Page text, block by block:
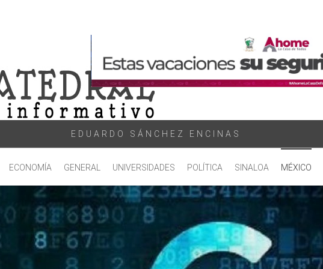
EDUARDO SÁNCHEZ ENCINAS
ECONOMÍA GENERAL UNIVERSIDADES POLÍTICA SINALOA MÉXICO